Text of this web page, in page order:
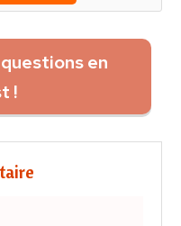
en
!